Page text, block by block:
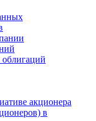
акционера
в